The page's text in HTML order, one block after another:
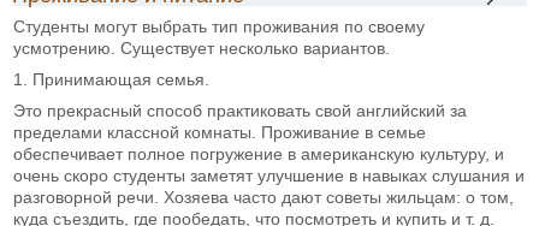
Студенты могут выбрать тип проживания по своему
усмотрению. Существует несколько вариантов.
1. Принимающая семья.
Это прекрасный способ практиковать свой английский за
пределами классной комнаты. Проживание в семье
обеспечивает полное погружение в американскую культуру, и
очень скоро студенты заметят улучшение в навыках слушания и
разговорной речи. Хозяева часто дают советы жильцам: о том,
куда съездить, где пообедать, что посмотреть и купить и т. д.